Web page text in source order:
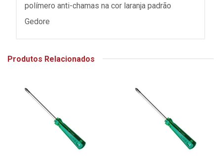
polímero anti-chamas na cor laranja padrão
Gedore
Produtos Relacionados